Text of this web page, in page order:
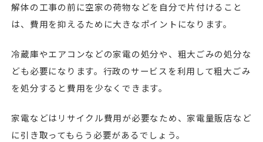
解体の工事の前に空家の荷物などを自分で片付けること
は、費用を抑えるために大きなポイントになります。
冷蔵庫やエアコンなどの家電の処分や、粗大ごみの処分な
ども必要になります。行政のサービスを利用して粗大ごみ
を処分すると費用を少なくできます。
家電などはリサイクル費用が必要なため、家電量販店など
に引き取ってもらう必要があるでしょう。